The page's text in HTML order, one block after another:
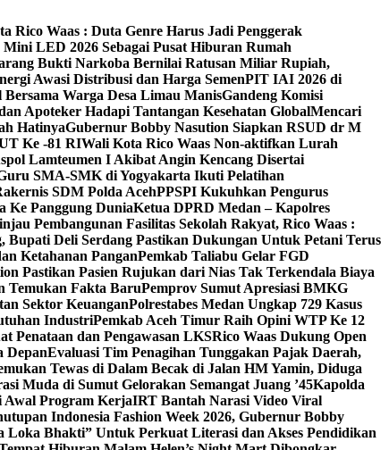
Rico Waas : Duta Genre Harus Jadi Penggerak
LED 2026 Sebagai Pusat Hiburan Rumah
Bukti Narkoba Bernilai Ratusan Miliar Rupiah,
Awasi Distribusi dan Harga SemenPIT IAI 2026 di
Warga Desa Limau ManisGandeng Komisi
Apoteker Hadapi Tantangan Kesehatan GlobalMencari
HatinyaGubernur Bobby Nasution Siapkan RSUD dr M
Ke -81 RIWali Kota Rico Waas Non-aktifkan Lurah
Lamteumen I Akibat Angin Kencang Disertai
SMA-SMK di Yogyakarta Ikuti Pelatihan
SDM Polda AcehPPSPI Kukuhkan Pengurus
Ke Panggung DuniaKetua DPRD Medan – Kapolres
Pembangunan Fasilitas Sekolah Rakyat, Rico Waas :
Bupati Deli Serdang Pastikan Dukungan Untuk Petani Terus
Ketahanan PanganPemkab Taliabu Gelar FGD
Pastikan Pasien Rujukan dari Nias Tak Terkendala Biaya
Temukan Fakta BaruPemprov Sumut Apresiasi BMKG
Sektor KeuanganPolrestabes Medan Ungkap 729 Kasus
IndustriPemkab Aceh Timur Raih Opini WTP Ke 12
Penataan dan Pengawasan LKSRico Waas Dukung Open
DepanEvaluasi Tim Penagihan Tunggakan Pajak Daerah,
Tewas di Dalam Becak di Jalan HM Yamin, Diduga
Muda di Sumut Gelorakan Semangat Juang ’45Kapolda
Awal Program KerjaIRT Bantah Narasi Video Viral
Indonesia Fashion Week 2026, Gubernur Bobby
Bhakti” Untuk Perkuat Literasi dan Akses Pendidikan